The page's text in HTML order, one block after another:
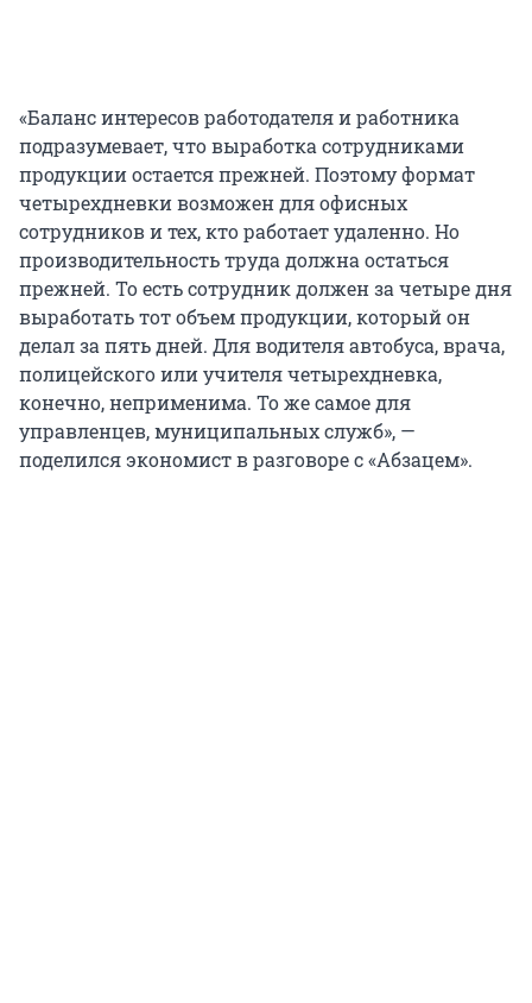
«Баланс интересов работодателя и работника
подразумевает, что выработка сотрудниками
продукции остается прежней. Поэтому формат
четырехдневки возможен для офисных
сотрудников и тех, кто работает удаленно. Но
производительность труда должна остаться
прежней. То есть сотрудник должен за четыре дня
выработать тот объем продукции, который он
делал за пять дней. Для водителя автобуса, врача,
полицейского или учителя четырехдневка,
конечно, неприменима. То же самое для
управленцев, муниципальных служб», —
поделился экономист в разговоре с «Абзацем».